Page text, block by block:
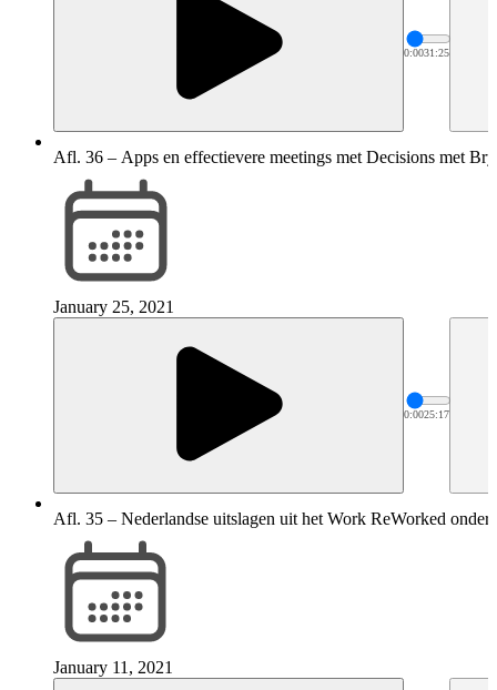
0:0031:25
Afl. 36 – Apps en effectievere meetings met Decisions met
January 25, 2021
0:0025:17
Afl. 35 – Nederlandse uitslagen uit het Work ReWorked
January 11, 2021